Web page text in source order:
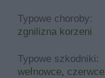
Typowe choroby:
zgnilizna korzeni
Typowe szkodniki:
wełnowce, czerwce